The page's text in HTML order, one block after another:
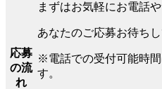
応募
の流
れ
まずはお気軽にお電話
あなたのご応募お待ちし
※電話での受付可能時間
す。